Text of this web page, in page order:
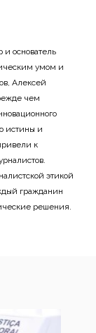
основатель
умом и
Алексей
чем
истины и
к
этикой
гражданин
решения.